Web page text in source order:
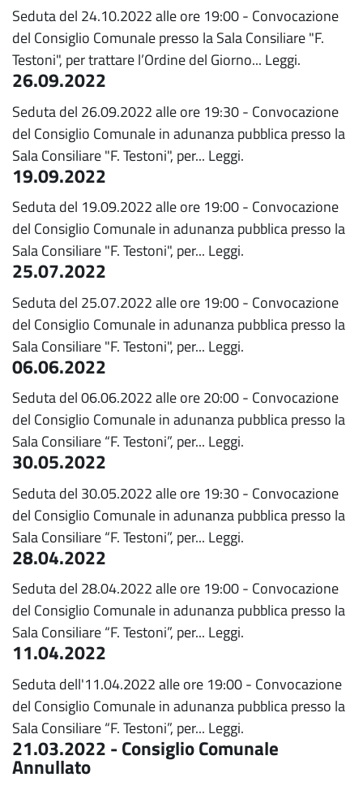
Seduta del 24.10.2022 alle ore 19:00 - Convocazione
del Consiglio Comunale presso la Sala Consiliare "F.
Testoni", per trattare l’Ordine del Giorno... Leggi.
26.09.2022
Seduta del 26.09.2022 alle ore 19:30 - Convocazione
del Consiglio Comunale in adunanza pubblica presso la
Sala Consiliare "F. Testoni", per... Leggi.
19.09.2022
Seduta del 19.09.2022 alle ore 19:00 - Convocazione
del Consiglio Comunale in adunanza pubblica presso la
Sala Consiliare "F. Testoni", per... Leggi.
25.07.2022
Seduta del 25.07.2022 alle ore 19:00 - Convocazione
del Consiglio Comunale in adunanza pubblica presso la
Sala Consiliare "F. Testoni", per... Leggi.
06.06.2022
Seduta del 06.06.2022 alle ore 20:00 - Convocazione
del Consiglio Comunale in adunanza pubblica presso la
Sala Consiliare “F. Testoni”, per... Leggi.
30.05.2022
Seduta del 30.05.2022 alle ore 19:30 - Convocazione
del Consiglio Comunale in adunanza pubblica presso la
Sala Consiliare “F. Testoni”, per... Leggi.
28.04.2022
Seduta del 28.04.2022 alle ore 19:00 - Convocazione
del Consiglio Comunale in adunanza pubblica presso la
Sala Consiliare “F. Testoni”, per... Leggi.
11.04.2022
Seduta dell'11.04.2022 alle ore 19:00 - Convocazione
del Consiglio Comunale in adunanza pubblica presso la
Sala Consiliare “F. Testoni”, per... Leggi.
21.03.2022 - Consiglio Comunale
Annullato